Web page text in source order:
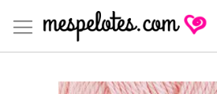
au
contenu